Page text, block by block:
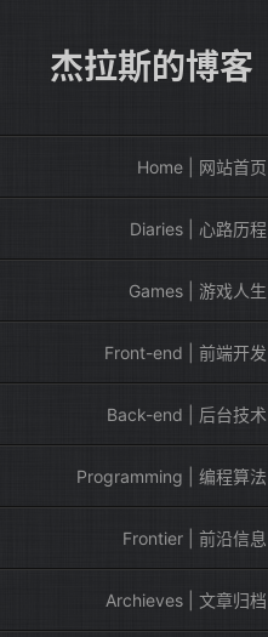
杰拉斯的博客
Home | 网站首页
Diaries | 心路历程
Games | 游戏人生
Front-end | 前端开发
Back-end | 后台技术
Programming | 编程算法
Frontier | 前沿信息
Archieves | 文章归档